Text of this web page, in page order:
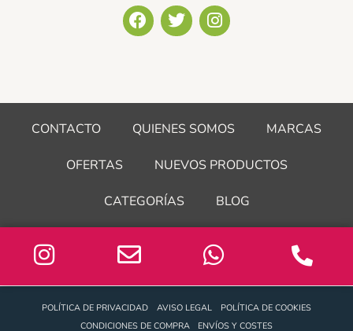
F
a
o
k
T
w
e
I
n
g
a
CONTACTO QUIENES SOMOS MARCAS
OFERTAS NUEVOS PRODUCTOS
CATEGORÍAS BLOG
POLÍTICA DE PRIVACIDAD AVISO LEGAL
POLÍTICA DE COOKIES
CONDICIONES DE COMPRA
ENVÍOS Y COSTES